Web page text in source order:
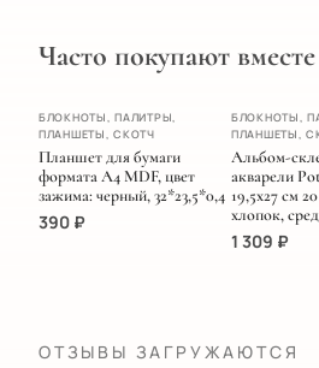
Часто покупают вместе
ХИТ
НОВИНКА
БЛОКНОТЫ, ПАЛИТРЫ,
ПЛАНШЕТЫ, СКОТЧ
Планшет для бумаги
формата А4 MDF, цвет
зажима: черный, 32*23,5*0,4
390 ₽
БЛОКНОТЫ,
ПЛАНШЕТЫ,
Альбом-
акварели
19,5х27 см
хлопок,
1 309 ₽
ОТЗЫВЫ ЗАГРУЖАЮТСЯ